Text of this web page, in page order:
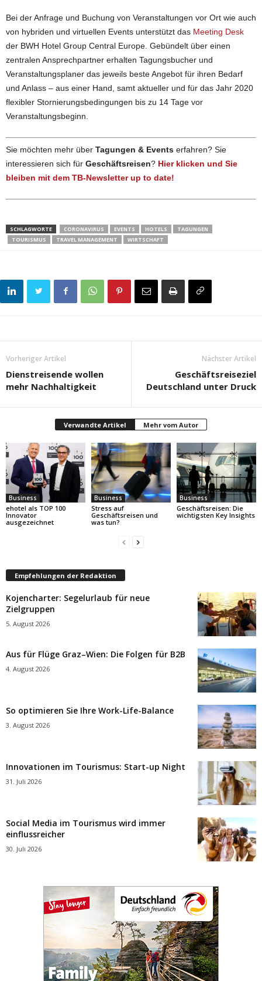
Bei der Anfrage und Buchung von Veranstaltungen vor Ort wie auch
von hybriden und virtuellen Events unterstützt das Meeting Desk
der BWH Hotel Group Central Europe. Gebündelt über einen
zentralen Ansprechpartner erhalten Tagungsbucher und
Veranstaltungsplaner das jeweils beste Angebot für ihren Bedarf
und Anlass – aus einer Hand, samt aktueller und für das Jahr 2020
flexibler Stornierungsbedingungen bis zu 14 Tage vor
Veranstaltungsbeginn.
Sie möchten mehr über Tagungen & Events erfahren? Sie
interessieren sich für Geschäftsreisen? Hier klicken und Sie
bleiben mit dem TB-Newsletter up to date!
SCHLAGWORTE CORONAVIRUS EVENTS HOTELS
TAGUNGEN
TOURISMUS
TRAVEL MANAGEMENT WIRTSCHAFT
Vorheriger Artikel
Dienstreisende wollen
mehr Nachhaltigkeit
Nächster Artikel
Geschäftsreiseziel
Deutschland unter Druck
Verwandte Artikel Mehr vom Autor
Business
ehotel als TOP 100
Innovator
ausgezeichnet
Business
Stress auf
Geschäftsreisen und
was tun?
Business
Geschäftsreisen: Die
wichtigsten Key Insights
Empfehlungen der Redaktion
Kojencharter: Segelurlaub für neue
Zielgruppen
5. August 2026
Aus für Flüge Graz–Wien: Die Folgen für B2B
4. August 2026
So optimieren Sie Ihre Work-Life-Balance
3. August 2026
Innovationen im Tourismus: Start-up Night
31. Juli 2026
Social Media im Tourismus wird immer
einflussreicher
30. Juli 2026